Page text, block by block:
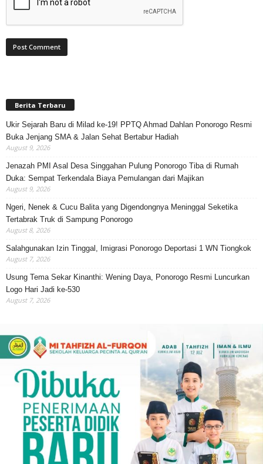
Berita Terbaru
Ukir Sejarah Baru di Milad ke-19! PPTQ Ahmad Dahlan Ponorogo Resmi
Buka Jenjang SMA & Jalan Sehat Bertabur Hadiah
August 9, 2026
Jenazah PMI Asal Desa Singgahan Pulung Ponorogo Tiba di Rumah
Duka: Sempat Terkendala Biaya Pemulangan dari Majikan
August 9, 2026
Ngeri, Nenek & Cucu Balita yang Digendongnya Meninggal Seketika
Tertabrak Truk di Sampung Ponorogo
August 8, 2026
Salahgunakan Izin Tinggal, Imigrasi Ponorogo Deportasi 1 WN Tiongkok
August 7, 2026
Usung Tema Sekar Kinanthi: Wening Daya, Ponorogo Resmi Luncurkan
Logo Hari Jadi ke-530
August 7, 2026